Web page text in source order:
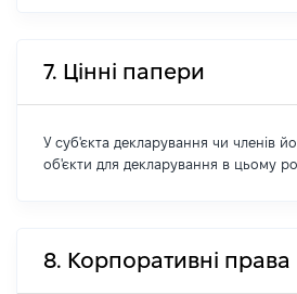
7. Цінні папери
У суб'єкта декларування чи членів
об'єкти для декларування в цьому
8. Корпоративні права